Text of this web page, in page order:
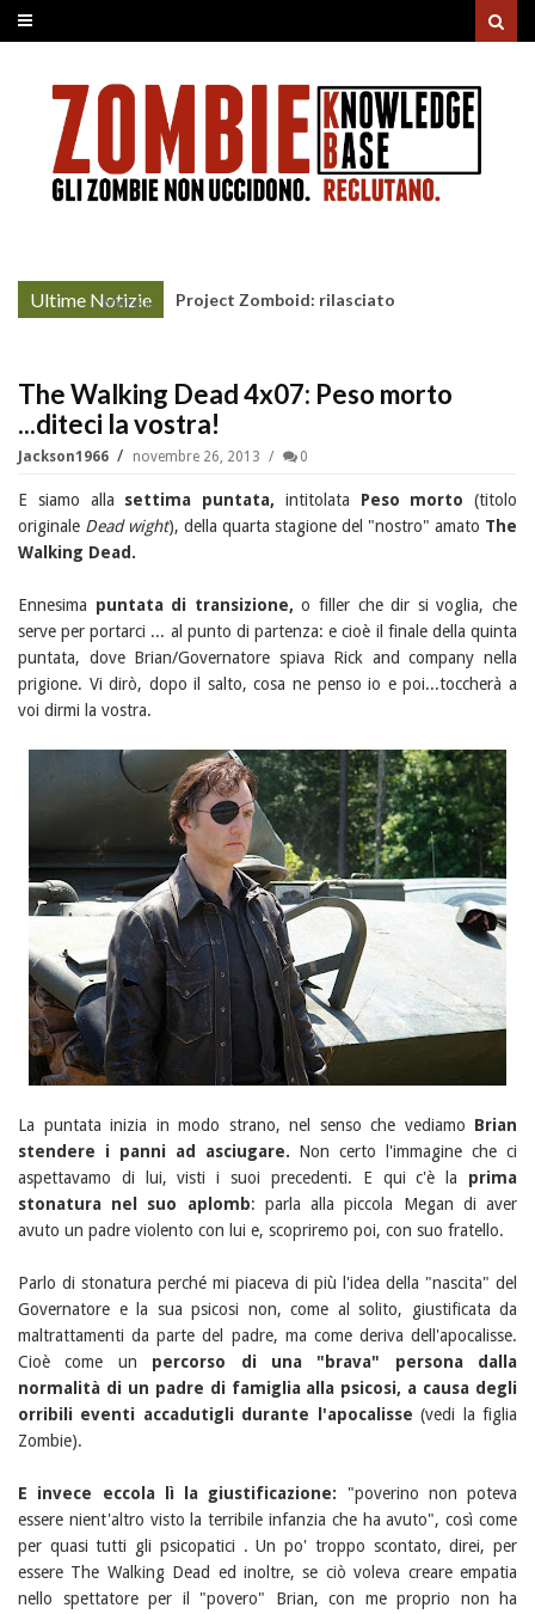
Ultime Notizie
More »
Project Zomboid: rilasciato
The Walking Dead 4x07: Peso morto
...diteci la vostra!
Jackson1966 novembre 26, 2013 0
E siamo alla settima puntata, intitolata Peso morto (titolo
originale Dead wight), della quarta stagione del "nostro" amato The
Walking Dead.
Ennesima puntata di transizione, o filler che dir si voglia, che
serve per portarci ... al punto di partenza: e cioè il finale della quinta
puntata, dove Brian/Governatore spiava Rick and company nella
prigione. Vi dirò, dopo il salto, cosa ne penso io e poi...toccherà a
voi dirmi la vostra.
La puntata inizia in modo strano, nel senso che vediamo Brian
stendere i panni ad asciugare. Non certo l'immagine che ci
aspettavamo di lui, visti i suoi precedenti. E qui c'è la prima
stonatura nel suo aplomb: parla alla piccola Megan di aver
avuto un padre violento con lui e, scopriremo poi, con suo fratello.
Parlo di stonatura perché mi piaceva di più l'idea della "nascita" del
Governatore e la sua psicosi non, come al solito, giustificata da
maltrattamenti da parte del padre, ma come deriva dell'apocalisse.
Cioè come un percorso di una "brava" persona dalla
normalità di un padre di famiglia alla psicosi, a causa degli
orribili eventi accadutigli durante l'apocalisse(vedi la figlia
Zombie).
E invece eccola lì la giustificazione: "poverino non poteva
essere nient'altro visto la terribile infanzia che ha avuto", così come
per quasi tutti gli psicopatici . Un po' troppo scontato, direi, per
essere The Walking Dead ed inoltre, se ciò voleva creare empatia
nello spettatore per il "povero" Brian, con me proprio non ha